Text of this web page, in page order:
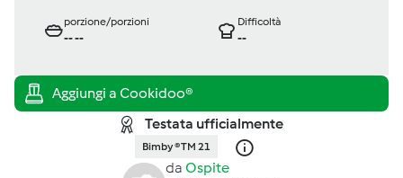
porzione/porzioni
----
Difficoltà
--
Testata ufficialmente
Bimby ® TM 21
da Ospite